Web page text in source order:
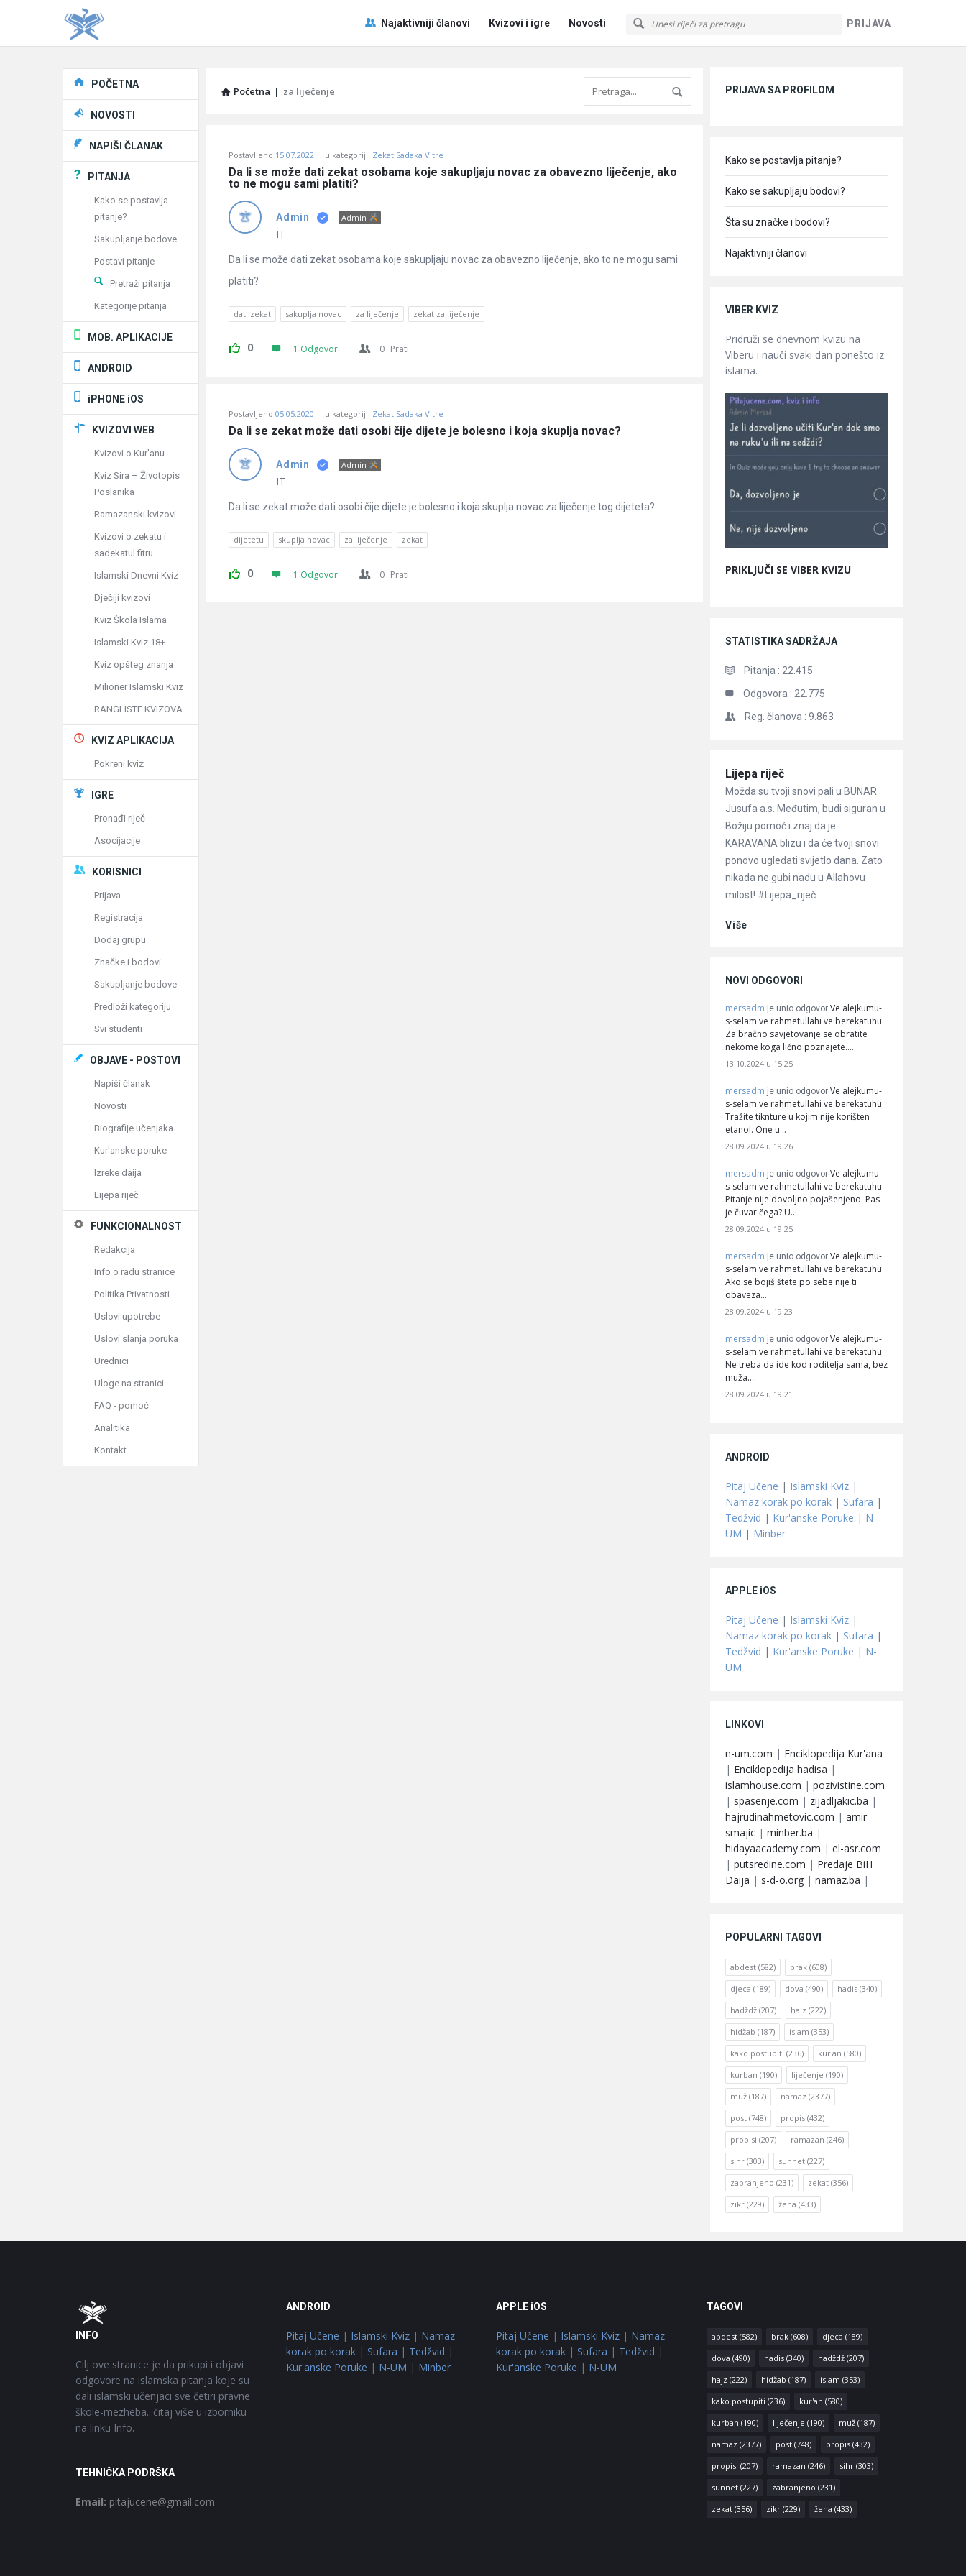
PRIJAVA
Pitaj
Učene
Najaktivniji članovi Kvizovi i igre Novosti
Početna | za liječenje
Učene
Latest
Pitanja
Postavljeno 15.07.2022 u kategoriji: Zekat Sadaka Vitre
Da li se može dati zekat osobama koje sakupljaju novac za obavezno liječenje, ako
to ne mogu sami platiti?
Admin Admin
IT
Da li se može dati zekat osobama koje sakupljaju novac za obavezno liječenje, ako to ne mogu sami
platiti?
dati zekat sakuplja novac za liječenje zekat za liječenje
0 1 Odgovor 0 Prati
Postavljeno 05.05.2020 u kategoriji: Zekat Sadaka Vitre
Da li se zekat može dati osobi čije dijete je bolesno i koja skuplja novac?
Admin Admin
IT
Da li se zekat može dati osobi čije dijete je bolesno i koja skuplja novac za liječenje tog dijeteta?
dijetetu skuplja novac za liječenje zekat
0 1 Odgovor 0 Prati
PRIJAVA SA PROFILOM
Kako se postavlja pitanje?
Kako se sakupljaju bodovi?
Šta su značke i bodovi?
Najaktivniji članovi
VIBER KVIZ
Pridruži se dnevnom kvizu na
Viberu i nauči svaki dan ponešto iz
islama.
PRIKLJUČI SE VIBER KVIZU
STATISTIKA SADRŽAJA
Pitanja : 22.415
Odgovora : 22.775
Reg. članova : 9.863
Članci
Lijepa riječ
Možda su tvoji snovi pali u BUNAR
Jusufa a.s. Međutim, budi siguran u
Božiju pomoć i znaj da je
KARAVANA blizu i da će tvoji snovi
ponovo ugledati svijetlo dana. Zato
nikada ne gubi nadu u Allahovu
milost! #Lijepa_riječ
Više
NOVI ODGOVORI
mersadm je unio odgovor Ve alejkumu-
s-selam ve rahmetullahi ve berekatuhu
Za bračno savjetovanje se obratite
nekome koga lično poznajete.…
13.10.2024 u 15:25
mersadm je unio odgovor Ve alejkumu-
s-selam ve rahmetullahi ve berekatuhu
Tražite tiknture u kojim nije korišten
etanol. One u…
28.09.2024 u 19:26
mersadm je unio odgovor Ve alejkumu-
s-selam ve rahmetullahi ve berekatuhu
Pitanje nije dovoljno pojašenjeno. Pas
je čuvar čega? U…
28.09.2024 u 19:25
mersadm je unio odgovor Ve alejkumu-
s-selam ve rahmetullahi ve berekatuhu
Ako se bojiš štete po sebe nije ti
obaveza…
28.09.2024 u 19:23
mersadm je unio odgovor Ve alejkumu-
s-selam ve rahmetullahi ve berekatuhu
Ne treba da ide kod roditelja sama, bez
muža.…
28.09.2024 u 19:21
ANDROID
Pitaj Učene | Islamski Kviz |
Namaz korak po korak | Sufara |
Tedžvid | Kur'anske Poruke | N-
UM | Minber
APPLE iOS
Pitaj Učene | Islamski Kviz |
Namaz korak po korak | Sufara |
Tedžvid | Kur'anske Poruke | N-
UM
LINKOVI
n-um.com | Enciklopedija Kur'ana
| Enciklopedija hadisa |
islamhouse.com | pozivistine.com
| spasenje.com | zijadljakic.ba |
hajrudinahmetovic.com | amir-
smajic | minber.ba |
hidayaacademy.com | el-asr.com
| putsredine.com | Predaje BiH
Daija | s-d-o.org | namaz.ba |
POPULARNI TAGOVI
abdest (582) brak (608)
djeca (189) dova (490) hadis (340)
hadždž (207) hajz (222)
hidžab (187) islam (353)
kako postupiti (236) kur'an (580)
kurban (190) liječenje (190)
muž (187) namaz (2377)
post (748) propis (432)
propisi (207) ramazan (246)
sihr (303) sunnet (227)
zabranjeno (231) zekat (356)
zikr (229) žena (433)
Explore
POČETNA
NOVOSTI
NAPIŠI ČLANAK
PITANJA
Kako se postavlja
pitanje?
Sakupljanje bodove
Postavi pitanje
Pretraži pitanja
Kategorije pitanja
MOB. APLIKACIJE
ANDROID
iPHONE iOS
KVIZOVI WEB
Kvizovi o Kur'anu
Kviz Sira – Životopis
Poslanika
Ramazanski kvizovi
Kvizovi o zekatu i
sadekatul fitru
Islamski Dnevni Kviz
Dječiji kvizovi
Kviz Škola Islama
Islamski Kviz 18+
Kviz opšteg znanja
Milioner Islamski Kviz
RANGLISTE KVIZOVA
KVIZ APLIKACIJA
Pokreni kviz
IGRE
Pronađi riječ
Asocijacije
KORISNICI
Prijava
Registracija
Dodaj grupu
Značke i bodovi
Sakupljanje bodove
Predloži kategoriju
Svi studenti
OBJAVE - POSTOVI
Napiši članak
Novosti
Biografije učenjaka
Kur'anske poruke
Izreke daija
Lijepa riječ
FUNKCIONALNOST
Redakcija
Info o radu stranice
Politika Privatnosti
Uslovi upotrebe
Uslovi slanja poruka
Urednici
Uloge na stranici
FAQ - pomoć
Analitika
Kontakt
Footer
INFO
Cilj ove stranice je da prikupi i objavi
odgovore na islamska pitanja koje su
dali islamski učenjaci sve četiri pravne
škole-mezheba...čitaj više u izborniku
na linku Info.
TEHNIČKA PODRŠKA
Email: pitajucene@gmail.com
ANDROID
Pitaj Učene | Islamski Kviz| Namaz
korak po korak| Sufara | Tedžvid |
Kur'anske Poruke | N-UM | Minber
APPLE iOS
Pitaj Učene | Islamski Kviz | Namaz
korak po korak | Sufara | Tedžvid |
Kur'anske Poruke | N-UM
TAGOVI
abdest(582) brak(608) djeca (189)
dova (490) hadis(340) hadždž(207)
hajz (222) hidžab (187) islam (353)
kako postupiti (236) kur'an (580)
kurban (190) liječenje (190) muž(187)
namaz (2377) post(748) propis(432)
propisi (207) ramazan (246) sihr(303)
sunnet(227) zabranjeno (231)
zekat(356) zikr(229) žena (433)